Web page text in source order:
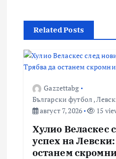
Related Posts
Gazzettabg
Български футбол ,
август 7, 2026
15
Хулио Веласкес
успех на
останем